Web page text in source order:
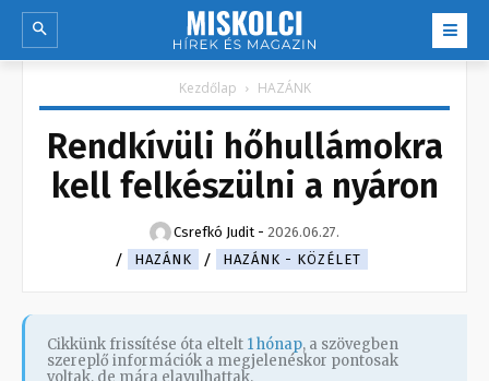
Kezdőlap HAZÁNK
Rendkívüli hőhullámokra
kell felkészülni a nyáron
Csrefkó Judit - 2026.06.27.
HAZÁNK
HAZÁNK - KÖZÉLET
Cikkünk frissítése óta eltelt 1 hónap, a szövegben
szereplő információk a megjelenéskor pontosak